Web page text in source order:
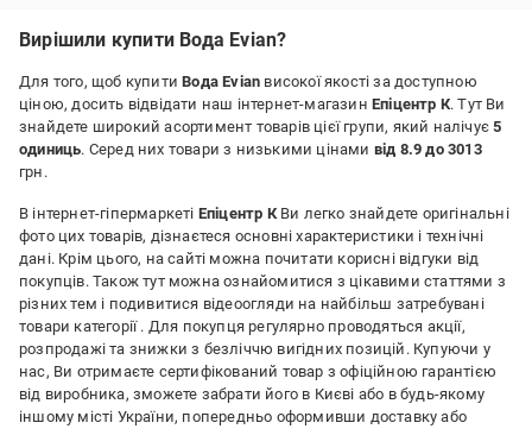
Вирішили купити Вода Evian?
Для того, щоб купитиВода Evian високої якості за доступною
ціною, досить відвідати наш інтернет-магазин Епіцентр К. Тут Ви
знайдете широкий асортимент товарів цієї групи, який налічує5
одиниць. Серед них товари з низькими цінами від 8.9 до 3013
грн.
В інтернет-гіпермаркеті Епіцентр КВи легко знайдете оригінальні
фото цих товарів, дізнаєтеся основні характеристики і технічні
дані. Крім цього, на сайті можна почитати корисні відгуки від
покупців. Також тут можна ознайомитися з цікавими статтями з
різних тем і подивитися відеоогляди на найбільш затребувані
товари категорії . Для покупця регулярно проводяться акції,
розпродажі та знижки з безліччю вигідних позицій. Купуючи у
нас, Ви отримаєте сертифікований товар з офіційною гарантією
від виробника, зможете забрати його в Києві або в будь-якому
іншому місті України, попередньо оформивши доставку або